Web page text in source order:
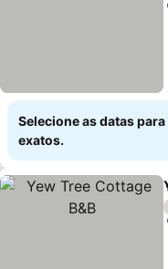
Selecione as datas
exatos.